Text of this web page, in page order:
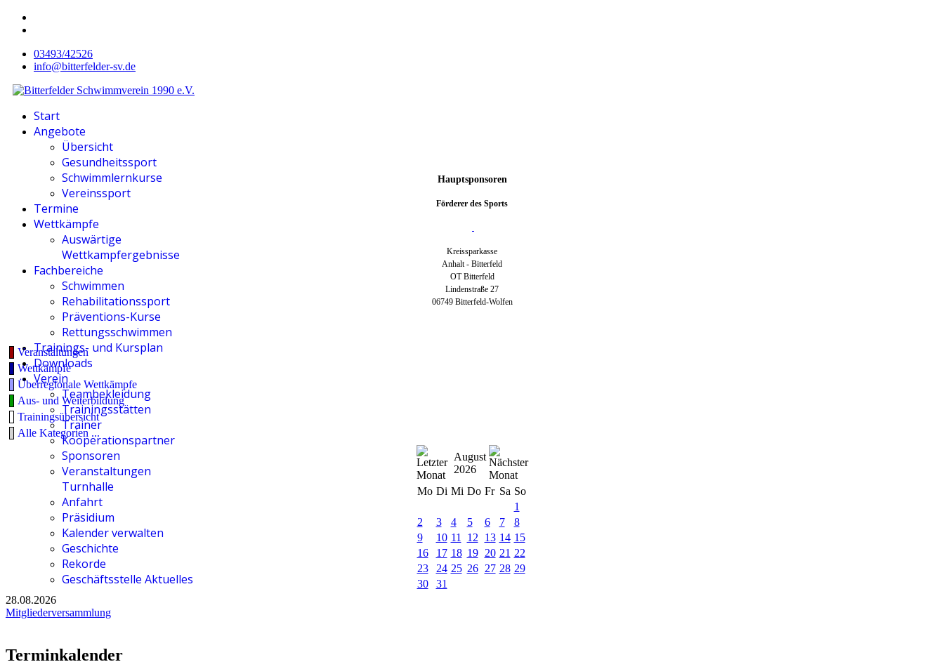
03493/42526
info@bitterfelder-sv.de
Start
Angebote
Übersicht
Gesundheitssport
Schwimmlernkurse
Vereinssport
Termine
Wettkämpfe
Auswärtige
Wettkampfergebnisse
Fachbereiche
Schwimmen
Rehabilitationssport
Präventions-Kurse
Rettungsschwimmen
Trainings- und Kursplan
Downloads
Verein
Teambekleidung
Trainingsstätten
Trainer
Kooperationspartner
Sponsoren
Veranstaltungen
Turnhalle
Anfahrt
Präsidium
Kalender verwalten
Geschichte
Rekorde
Geschäftsstelle Aktuelles
Hauptsponsoren
Förderer des Sports
Kreissparkasse
Anhalt - Bitterfeld
OT Bitterfeld
Lindenstraße 27
06749 Bitterfeld-Wolfen
Veranstaltungen
Wettkämpfe
Überregionale Wettkämpfe
Aus- und Weiterbildung
Trainingsübersicht
Alle Kategorien ...
August
2026
Mo Di Mi Do Fr Sa So
1
2
3 4 5 6 7
8
9
10 11 12 13 14 15
16
17 18 19 20 21 22
23
24 25 26 27 28 29
30
31
28.08.2026
Mitgliederversammlung
Terminkalender